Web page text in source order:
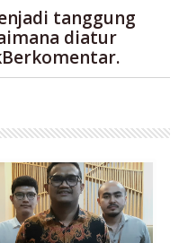
tanggung
diatur